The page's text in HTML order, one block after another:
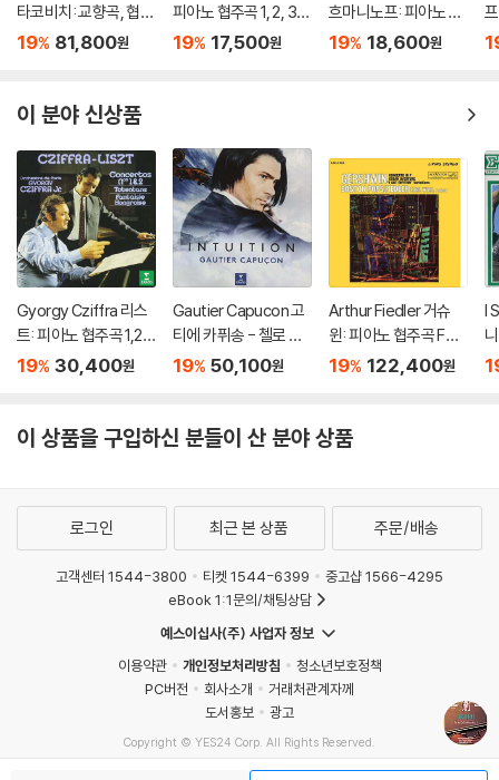
타코비치: 교향곡, 협주
곡 (Shostakovich: S
of Mtsensk District)
19% 81,800원
피아노 협주곡 1, 2, 3,
4, 5번 `황제` - 글렌 굴
19% 17,500원
흐마니노프: 피아노 협
주곡 2번 / 차이코프스
o No.1)
19% 18,600원
[
이 분야 신상품
Gyorgy Cziffra 리스
트: 피아노 협주곡 1,2번
(Liszt: Piano Concer
19% 30,400원
Gautier Capucon 고
티에 카퓌송 - 첼로 소
품집 '인투이션' (Intuiti
19% 50,100원
Arthur Fiedler 거슈
윈: 피아노 협주곡 F장
조 (Gershwin: Conc
[2LP]
19% 122,400원
I
이 상품을 구입하신 분들이 산 분야 상품
로그인 최근 본 상품 주문/배송
고객센터 1544-3800 티켓 1544-6399
중고샵 1566-4295
eBook 1:1문의/채팅상담
예스이십사(주) 사업자 정보
이용약관
개인정보처리방침
청소년보호정책
PC버전
회사소개
거래처관계자께
도서홍보
광고
Copyright © YES24 Corp. All Rights Reserved.